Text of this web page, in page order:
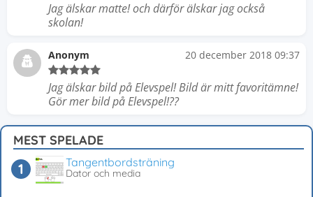
Jag älskar matte! och därför älskar jag också
skolan!
Anonym 20 december 2018 09:37
Jag älskar bild på Elevspel! Bild är mitt favoritämne!
Gör mer bild på Elevspel!??
MEST SPELADE
Tangentbordsträning
Dator och media